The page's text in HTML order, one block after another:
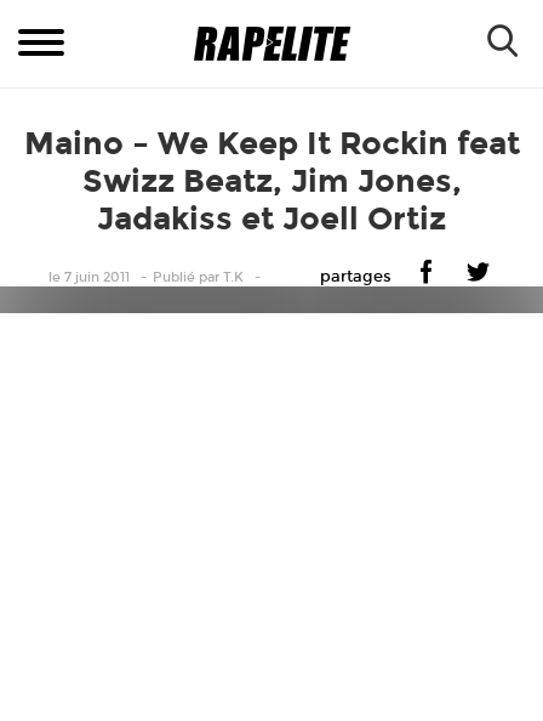
Maino – We Keep It Rockin feat
Swizz Beatz, Jim Jones,
Jadakiss et Joell Ortiz
le 7 juin 2011 Publiépar T.K partages